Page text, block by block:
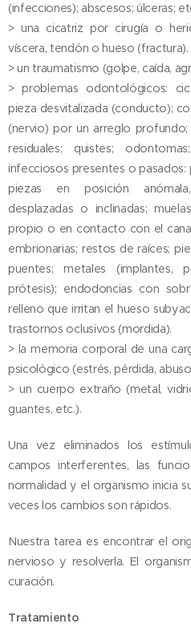
(infecciones); abscesos; úlceras;
> una cicatriz por cirugía o
víscera, tendón o hueso (fractura).
> un traumatismo (golpe, caída,
> problemas odontológicos:
pieza desvitalizada (conducto);
(nervio) por un arreglo
residuales; quistes;
infecciosos presentes o pasados:
piezas en posición
desplazadas o inclinadas;
propio o en contacto con el
embrionarias; restos de raíces;
puentes; metales (implantes,
prótesis); endodoncias con
relleno que irritan el hueso
trastornos oclusivos (mordida).
> la memoria corporal de una
psicológico (estrés, pérdida,
> un cuerpo extraño (metal,
guantes, etc.).
Una vez eliminados los
campos interferentes, las
normalidad y el organismo inicia
veces los cambios son rápidos.
Nuestra tarea es encontrar el
nervioso y resolverla. El
curación.
Tratamiento